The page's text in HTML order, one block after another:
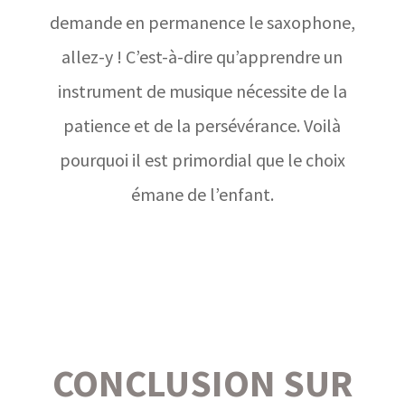
demande en permanence le saxophone,
allez-y ! C’est-à-dire qu’apprendre un
instrument de musique nécessite de la
patience et de la persévérance. Voilà
pourquoi il est primordial que le choix
émane de l’enfant.
CONCLUSION SUR